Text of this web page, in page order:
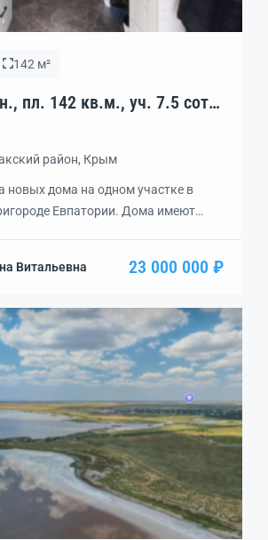
142 м²
пл. 142 кв.м., уч. 7.5 сот.,
район, Крым
новых дома на одном участке в
Евпатории. Дома имеют
удобно для семей: родители и
металлочерепица. Выполнены
окна — энергосберегающие:
прохладу, а зимой — […]
Витальевна 23 000 000 ₽